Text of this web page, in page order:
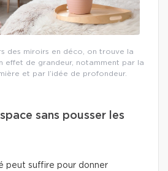
des miroirs en déco, on trouve la
effet de grandeur, notamment par la
et par l’idée de profondeur.
sans pousser les
peut suffire pour donner